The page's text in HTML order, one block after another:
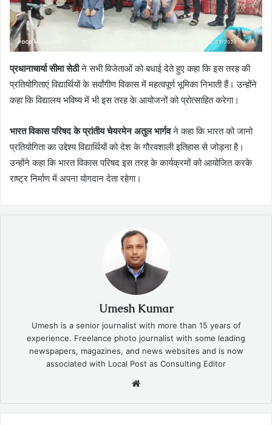
प्रधानाचार्या सीमा सेठीने सभी विजेताओं को बधाई देते हुए कहा कि इस तरह की
प्रतियोगिताएं विद्यार्थियों के सर्वांगीण विकास में महत्वपूर्ण भूमिका निभाती हैं। उन्होंने
कहा कि विद्यालय भविष्य में भी इस तरह के आयोजनों को प्रोत्साहित करेगा।
भारत विकास परिषद के प्रांतीय चेयरमेन अतुल भार्गवने कहा कि भारत को जानो
प्रतियोगिता का उद्देश्य विद्यार्थियों को देश के गौरवशाली इतिहास से जोड़ना है।
उन्होंने कहा कि भारत विकास परिषद इस तरह के कार्यक्रमों को आयोजित करके
राष्ट्र निर्माण में अपना योगदान देता रहेगा।
Umesh Kumar
Umesh is a senior journalist with more than 15 years of
experience. Freelance photo journalist with some leading
newspapers, magazines, and news websites and is now
associated with Local Post as Consulting Editor